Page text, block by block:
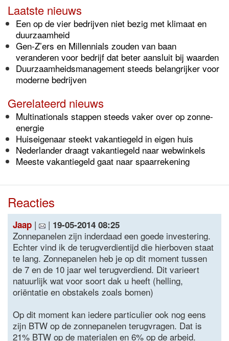
Laatste nieuws
Een op de vier bedrijven niet bezig met klimaat en
duurzaamheid
Gen-Z’ers en Millennials zouden van baan
veranderen voor bedrijf dat beter aansluit bij waarden
Duurzaamheidsmanagement steeds belangrijker voor
moderne bedrijven
Gerelateerd nieuws
Multinationals stappen steeds vaker over op zonne-
energie
Huiseigenaar steekt vakantiegeld in eigen huis
Nederlander draagt vakantiegeld naar webwinkels
Meeste vakantiegeld gaat naar spaarrekening
Reacties
Jaap | | 19-05-2014 08:25
Zonnepanelen zijn inderdaad een goede investering.
Echter vind ik de terugverdientijd die hierboven staat
te lang. Zonnepanelen heb je op dit moment tussen
de 7 en de 10 jaar wel terugverdiend. Dit varieert
natuurlijk wat voor soort dak u heeft (helling,
oriëntatie en obstakels zoals bomen)
Op dit moment kan iedere particulier ook nog eens
zijn BTW op de zonnepanelen terugvragen. Dat is
21% BTW op de materialen en 6% op de arbeid.